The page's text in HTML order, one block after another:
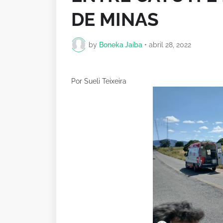
DE MINAS
by Boneka Jaíba • abril 28, 2022
Por Sueli Teixeira